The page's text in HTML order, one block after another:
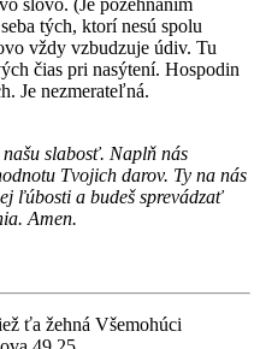
tých, ktorí nesú spolu
vždy vzbudzuje údiv. Tu
čias pri nasýtení. Hospodin
Je nezmerateľná.
slabosť. Naplň nás
Tvojich darov. Ty na nás
ľúbosti a budeš sprevádzať
Amen.
ťa žehná Všemohúci